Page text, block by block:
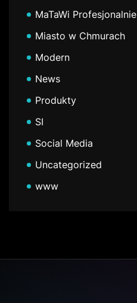
MaTaWi Profesjonalnie
Miasto w Chmurach
Modern
News
Produkty
SI
Social Media
Uncategorized
www